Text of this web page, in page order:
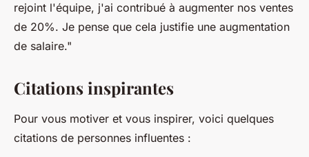
rejoint l'équipe, j'ai contribué à augmenter nos ventes
de 20%. Je pense que cela justifie une augmentation
de salaire."
Citations inspirantes
Pour vous motiver et vous inspirer, voici quelques
citations de personnes influentes :